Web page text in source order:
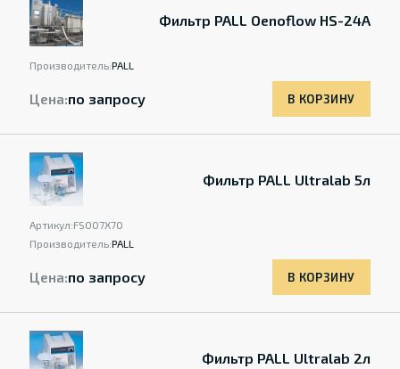
Фильтр PALL Oenoflow HS-24A
Производитель:PALL
Цена:по запросу В КОРЗИНУ
Фильтр PALL Ultralab 5л
Артикул:FS007X70
Производитель:PALL
Цена:по запросу В КОРЗИНУ
Фильтр PALL Ultralab 2л